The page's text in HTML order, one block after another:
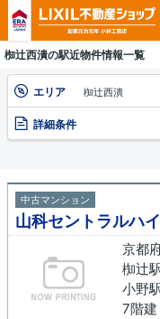
椥辻西潰の駅近物件情報一覧
エリア 椥辻西潰
詳細条件
中古マンション
山科セントラルハ
京都
椥辻
小野
7階